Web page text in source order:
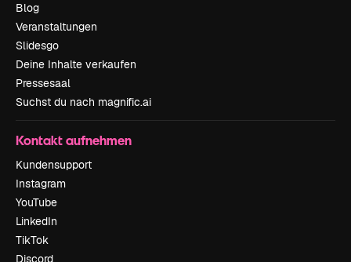
Blog
Veranstaltungen
Slidesgo
Deine Inhalte verkaufen
Pressesaal
Suchst du nach magnific.ai
Kontakt aufnehmen
Kundensupport
Instagram
YouTube
LinkedIn
TikTok
Discord